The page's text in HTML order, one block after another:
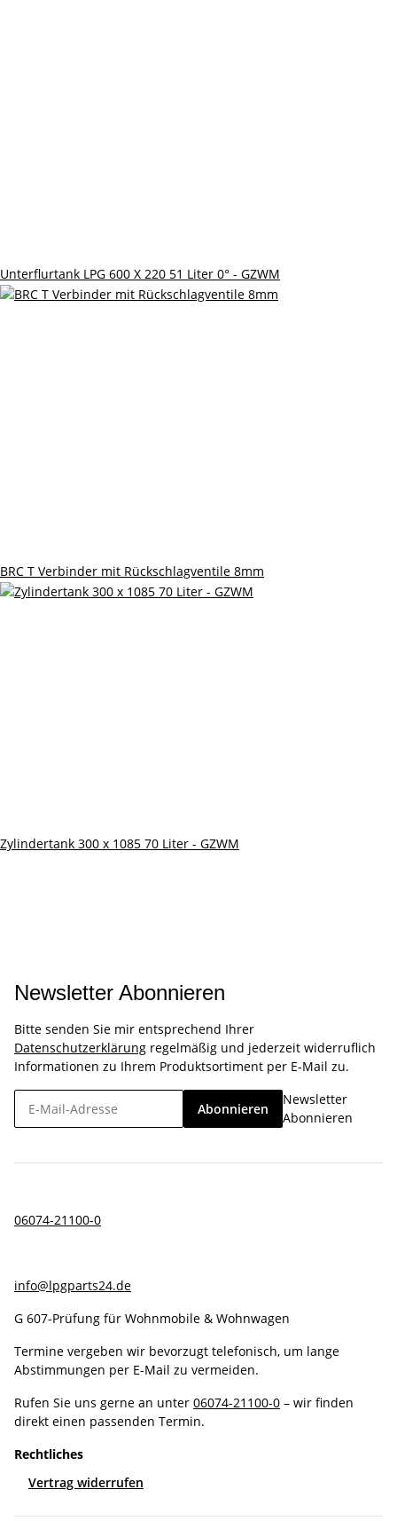
Unterflurtank LPG 600 X 220 51 Liter 0° - GZWM
BRC T Verbinder mit Rückschlagventile 8mm
Zylindertank 300 x 1085 70 Liter - GZWM
Newsletter Abonnieren
Bitte senden Sie mir entsprechend Ihrer
Datenschutzerklärung regelmäßig und jederzeit widerruflich
Informationen zu Ihrem Produktsortiment per E-Mail zu.
Abonnieren
Newsletter
Abonnieren
06074-21100-0
info@lpgparts24.de
G 607-Prüfung für Wohnmobile & Wohnwagen
Termine vergeben wir bevorzugt telefonisch, um lange
Abstimmungen per E-Mail zu vermeiden.
Rufen Sie uns gerne an unter 06074-21100-0 – wir finden
direkt einen passenden Termin.
Rechtliches
Vertrag widerrufen